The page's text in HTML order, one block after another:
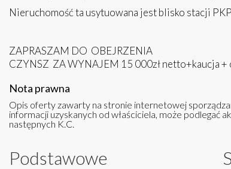
Nieruchomość ta usytuowana jest blisko stacji
ZAPRASZAM DO OBEJRZENIA
CZYNSZ ZA WYNAJEM 15 000zł netto+kaucja +
Nota prawna
Opis oferty zawarty na stronie internetowej
informacji uzyskanych od właściciela, może podlegać
następnych K.C.
Podstawowe